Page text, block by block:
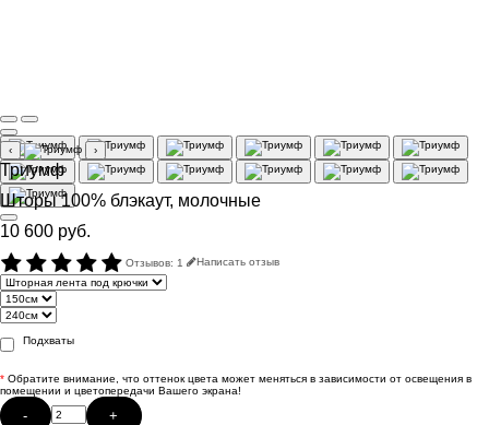
‹ ›
Триумф
Шторы 100% блэкаут, молочные
10 600 руб.
Отзывов: 1 Написать отзыв
Подхваты
* Обратите внимание, что оттенок цвета может меняться в зависимости от освещения в
помещении и цветопередачи Вашего экрана!
- +